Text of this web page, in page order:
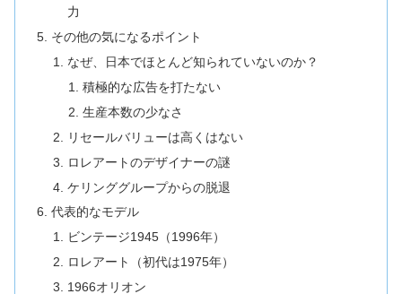
力
その他の気になるポイント
なぜ、日本でほとんど知られていないのか？
積極的な広告を打たない
生産本数の少なさ
リセールバリューは高くはない
ロレアートのデザイナーの謎
ケリンググループからの脱退
代表的なモデル
ビンテージ1945（1996年）
ロレアート（初代は1975年）
1966オリオン